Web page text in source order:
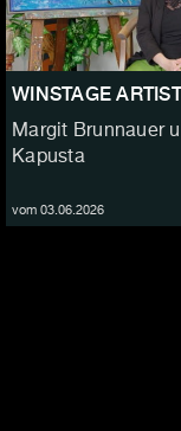
WINSTAGE
Margit Brunnauer
Kapusta
vom 03.06.2026